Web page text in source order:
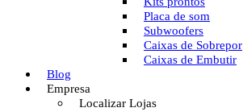
Placa de som
Subwoofers
Caixas de Sobrepor
Caixas de Embutir
Blog
Empresa
Localizar Lojas